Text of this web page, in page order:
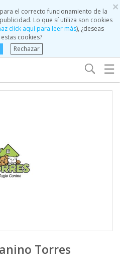
×
el correcto funcionamiento de la
Lo que sí utiliza son cookies
click aquí para leer más), ¿deseas
cookies?
Rechazar
☰
Torres